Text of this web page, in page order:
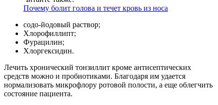
Почему болит голова и течет кровь из носа
содо-йодовый раствор;
Хлорофиллипт;
Фурацилин;
Хлоргексидин.
Лечить хронический тонзиллит кроме антисептических
средств можно и пробиотиками. Благодаря им удается
нормализовать микрофлору ротовой полости, а еще облегчить
состояние пациента.